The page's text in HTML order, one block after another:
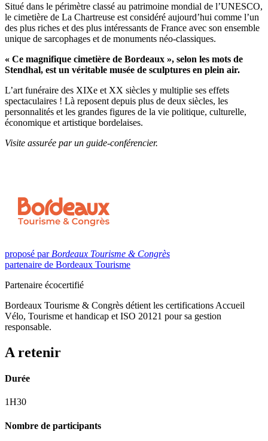
Situé dans le périmètre classé au patrimoine mondial de l’UNESCO,
le cimetière de La Chartreuse est considéré aujourd’hui comme l’un
des plus riches et des plus intéressants de France avec son ensemble
unique de sarcophages et de monuments néo-classiques.
« Ce magnifique cimetière de Bordeaux », selon les mots de
Stendhal, est un véritable musée de sculptures en plein air.
L’art funéraire des XIXe et XX siècles y multiplie ses effets
spectaculaires ! Là reposent depuis plus de deux siècles, les
personnalités et les grandes figures de la vie politique, culturelle,
économique et artistique bordelaises.
Visite assurée par un guide-conférencier.
proposé par Bordeaux Tourisme & Congrès
partenaire de Bordeaux Tourisme
Partenaire écocertifié
Bordeaux Tourisme & Congrès détient les certifications Accueil
Vélo, Tourisme et handicap et ISO 20121 pour sa gestion
responsable.
A retenir
Durée
1H30
Nombre de participants